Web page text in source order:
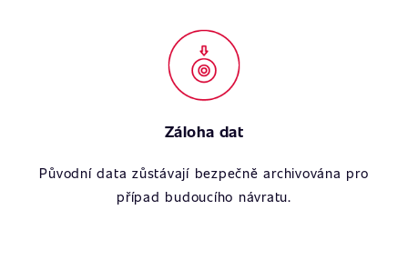
Záloha dat
Původní data zůstávají bezpečně archivována pro
případ budoucího návratu.